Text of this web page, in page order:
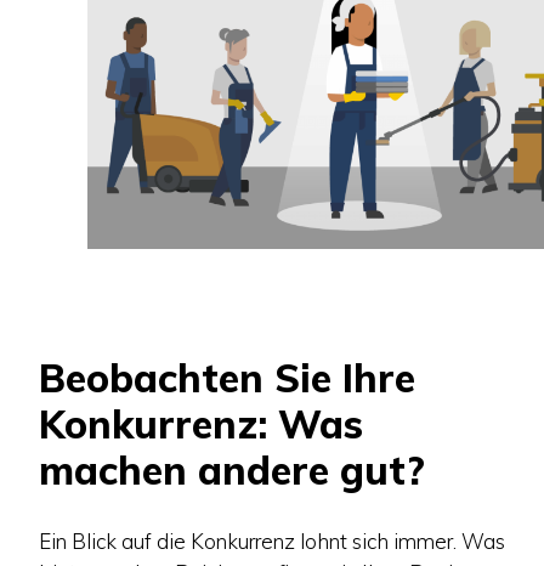
Beobachten Sie Ihre
Konkurrenz: Was
machen andere gut?
Ein Blick auf die Konkurrenz lohnt sich immer. Was